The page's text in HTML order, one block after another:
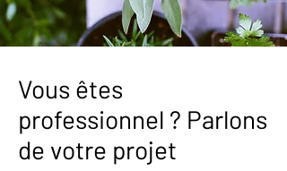
Vous êtes
professionnel ? Parlons
de votre projet